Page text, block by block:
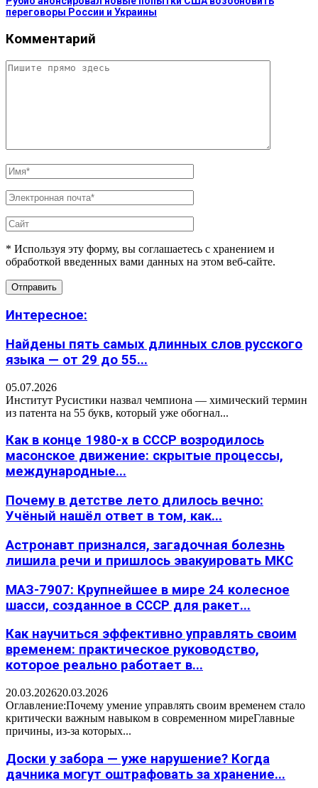
переговоры России и Украины
Комментарий
* Используя эту форму, вы соглашаетесь с хранением и
обработкой введенных вами данных на этом веб-сайте.
Интересное:
Найдены пять самых длинных слов русского
языка — от 29 до 55...
05.07.2026
Институт Русистики назвал чемпиона — химический термин
из патента на 55 букв, который уже обогнал...
Как в конце 1980-х в СССР возродилось
масонское движение: скрытые процессы,
международные...
Почему в детстве лето длилось вечно:
Учёный нашёл ответ в том, как...
Астронавт признался, загадочная болезнь
лишила речи и пришлось эвакуировать МКС
МАЗ-7907: Крупнейшее в мире 24 колесное
шасси, созданное в СССР для ракет...
Как научиться эффективно управлять своим
временем: практическое руководство,
которое реально работает в...
20.03.202620.03.2026
Оглавление:Почему умение управлять своим временем стало
критически важным навыком в современном миреГлавные
причины, из-за которых...
Доски у забора — уже нарушение? Когда
дачника могут оштрафовать за хранение...